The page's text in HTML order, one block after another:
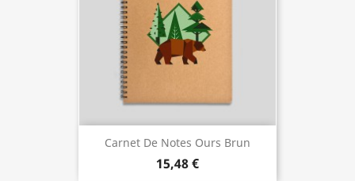
Carnet De Notes Ours Brun
15,48 €